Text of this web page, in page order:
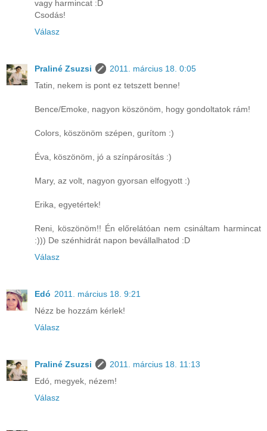
vagy harmincat :D
Csodás!
Válasz
Praliné Zsuzsi
2011. március 18. 0:05
Tatin, nekem is pont ez tetszett benne!
Bence/Emoke, nagyon köszönöm, hogy gondoltatok rám!
Colors, köszönöm szépen, gurítom :)
Éva, köszönöm, jó a színpárosítás :)
Mary, az volt, nagyon gyorsan elfogyott :)
Erika, egyetértek!
Reni, köszönöm!! Én előrelátóan nem csináltam harmincat
:))) De szénhidrát napon bevállalhatod :D
Válasz
Edó 2011. március 18. 9:21
Nézz be hozzám kérlek!
Válasz
Praliné Zsuzsi
2011. március 18. 11:13
Edó, megyek, nézem!
Válasz